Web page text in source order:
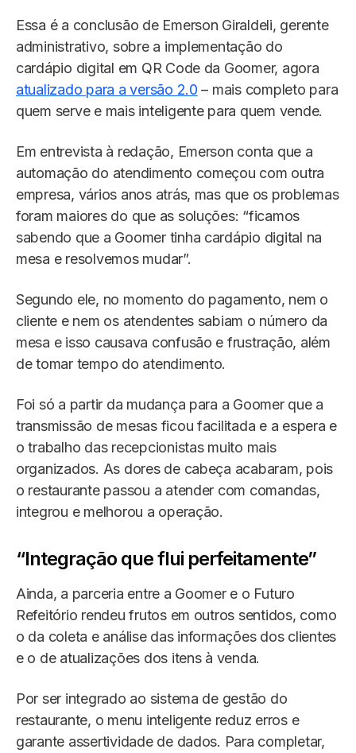
Essa é a conclusão de Emerson Giraldeli, gerente
administrativo, sobre a implementação do
cardápio digital em QR Code da Goomer, agora
atualizado para a versão 2.0 – mais completo para
quem serve e mais inteligente para quem vende.
Em entrevista à redação, Emerson conta que a
automação do atendimento começou com outra
empresa, vários anos atrás, mas que os problemas
foram maiores do que as soluções: “ficamos
sabendo que a Goomer tinha cardápio digital na
mesa e resolvemos mudar”.
Segundo ele, no momento do pagamento, nem o
cliente e nem os atendentes sabiam o número da
mesa e isso causava confusão e frustração, além
de tomar tempo do atendimento.
Foi só a partir da mudança para a Goomer que a
transmissão de mesas ficou facilitada e a espera e
o trabalho das recepcionistas muito mais
organizados. As dores de cabeça acabaram, pois
o restaurante passou a atender com comandas,
integrou e melhorou a operação.
“Integração que flui perfeitamente”
Ainda, a parceria entre a Goomer e o Futuro
Refeitório rendeu frutos em outros sentidos, como
o da coleta e análise das informações dos clientes
e o de atualizações dos itens à venda.
Por ser integrado ao sistema de gestão do
restaurante, o menu inteligente reduz erros e
garante assertividade de dados. Para completar,